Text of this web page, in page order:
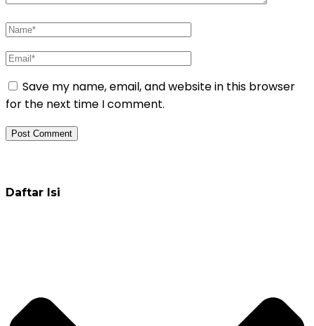
Save my name, email, and website in this browser
for the next time I comment.
Daftar Isi